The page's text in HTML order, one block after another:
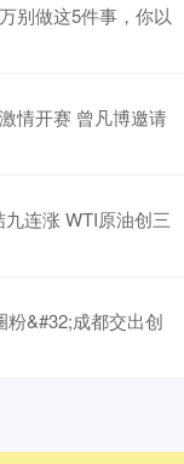
别做这5件事，你以
情开赛 曾凡博邀请
连涨 WTI原油创三
&#32;成都交出创